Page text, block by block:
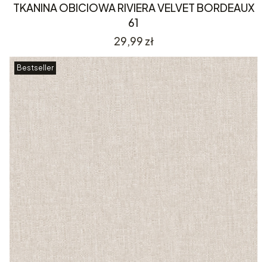
TKANINA OBICIOWA RIVIERA VELVET BORDEAUX
61
Cena
29,99 zł
Bestseller